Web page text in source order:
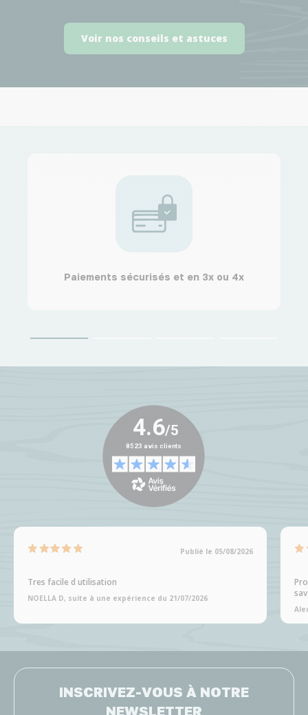
Voir nos conseils et astuces
Paiements sécurisés et en 3x ou 4x
Publié le 05/08/2026
Tres facile d utilisation
NOELLA D, suite à une expérience du 21/07/2026
INSCRIVEZ-VOUS À NOTRE
NEWSLETTER